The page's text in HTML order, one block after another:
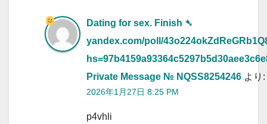
Dating for sex. Finish ➴
yandex.com/poll/
Private Message № NQSS8254246 より:
2026年1月27日 8:25 PM
p4vhli